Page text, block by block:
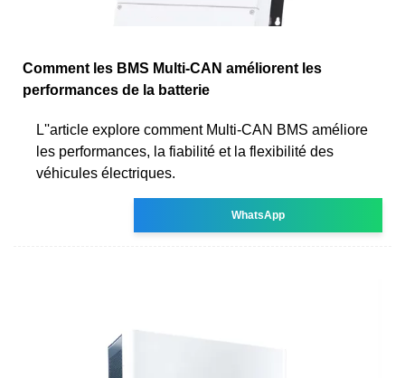
Comment les BMS Multi-CAN améliorent les
performances de la batterie
L''article explore comment Multi-CAN BMS améliore
les performances, la fiabilité et la flexibilité des
véhicules électriques.
WhatsApp